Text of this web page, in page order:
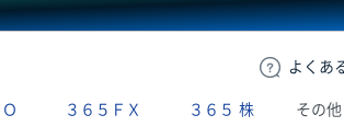
よくあ
３６５ＦＸ ３６５ 株 その他